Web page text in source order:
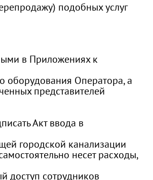
подобных услуг
в Приложениях к
оборудования Оператора, а
представителей
Акт ввода в
городской канализации
несет расходы,
доступ сотрудников